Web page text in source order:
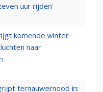
uur rijden'
komende winter
naar
ternauwernood in: